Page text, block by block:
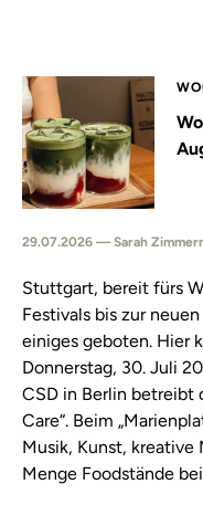
29.07.2026 — Sarah
Stuttgart, bereit fürs
Festivals bis zur
einiges geboten. Hier
Donnerstag, 30. Juli
CSD in Berlin betreibt
Care“. Beim
Musik, Kunst,
Menge Foodstände